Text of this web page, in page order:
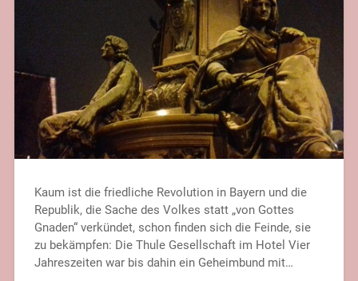
Kaum ist die friedliche Revolution in Bayern und die
Republik, die Sache des Volkes statt „von Gottes
Gnaden“ verkündet, schon finden sich die Feinde, sie
zu bekämpfen: Die Thule Gesellschaft im Hotel Vier
Jahreszeiten war bis dahin ein Geheimbund mit…